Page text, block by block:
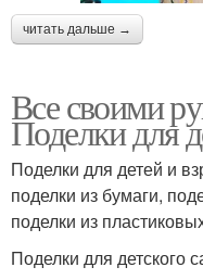
читать дальше →
Все своими
Поделки для
Поделки для детей и
поделки из бумаги,
поделки из
Поделки для детского